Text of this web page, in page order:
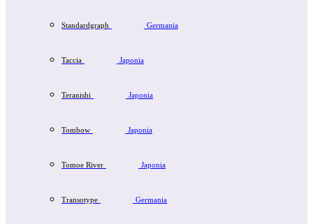
Standardgraph Germania
Taccia Japonia
Teranishi Japonia
Tombow Japonia
Tomoe River Japonia
Transotype Germania